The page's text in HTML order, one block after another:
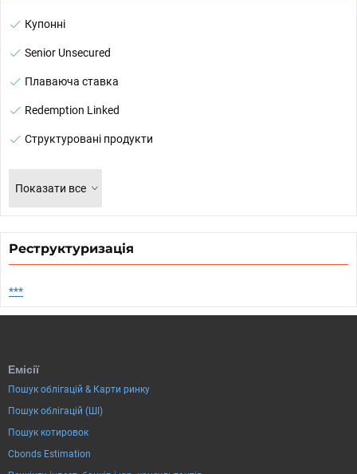
Купонні
Senior Unsecured
Плаваюча ставка
Redemption Linked
Структуровані продукти
Показати все
Реструктуризація
***
Емісії
Пошук облігацій & Карти ринку
Пошук облігацій (ШІ)
Пошук котировок
Cbonds Estimation